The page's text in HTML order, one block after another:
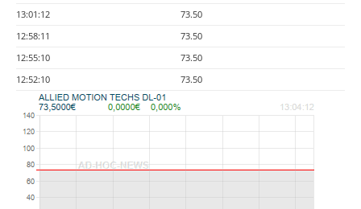
13:01:12
73.50
12:58:11
73.50
12:55:10
73.50
12:52:10
73.50